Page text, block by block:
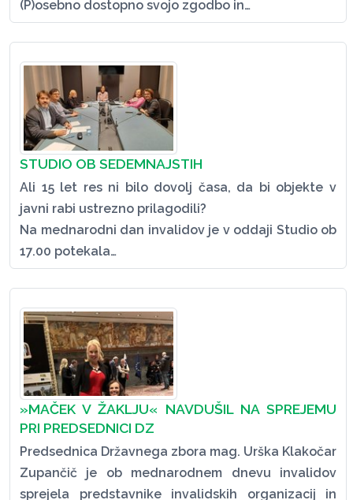
(P)osebno dostopno svojo zgodbo in…
STUDIO OB SEDEMNAJSTIH
Ali 15 let res ni bilo dovolj časa, da bi objekte v
javni rabi ustrezno prilagodili?
Na mednarodni dan invalidov je v oddaji Studio ob
17.00 potekala…
»MAČEK V ŽAKLJU« NAVDUŠIL NA SPREJEMU
PRI PREDSEDNICI DZ
Predsednica Državnega zbora mag. Urška Klakočar
Zupančič je ob mednarodnem dnevu invalidov
sprejela predstavnike invalidskih organizacij in